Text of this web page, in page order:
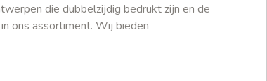
die dubbelzijdig bedrukt zijn en de
ons assortiment. Wij bieden